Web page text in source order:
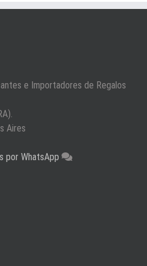
e Importadores de Regalos
Aires
por WhatsApp